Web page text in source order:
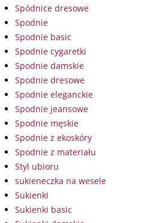
Spódnice dresowe
Spodnie
Spodnie basic
Spodnie cygaretki
Spodnie damskie
Spodnie dresowe
Spodnie eleganckie
Spodnie jeansowe
Spodnie męskie
Spodnie z ekoskóry
Spodnie z materiału
Styl ubioru
sukieneczka na wesele
Sukienki
Sukienki basic